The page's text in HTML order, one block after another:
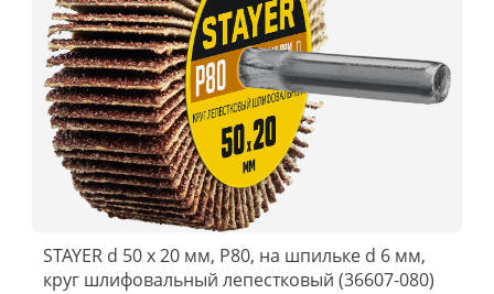
STAYER d 50 x 20 мм, P80, на шпильке d 6 мм,
круг шлифовальный лепестковый (36607-080)